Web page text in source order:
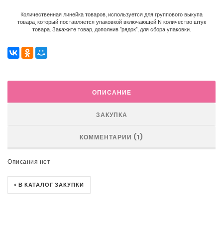
Количественная линейка товаров, используется для группового выкупа
товара, который поставляется упаковкой включающей N количество штук
товара. Закажите товар, дополнив "рядок", для сбора упаковки.
ОПИСАНИЕ
ЗАКУПКА
КОММЕНТАРИИ (1)
Описания нет
< В КАТАЛОГ ЗАКУПКИ